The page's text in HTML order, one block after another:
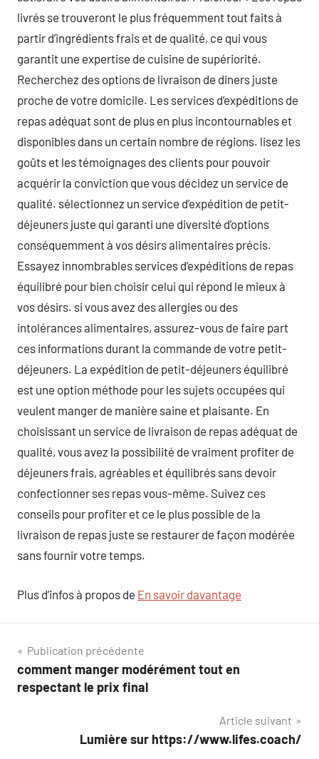
livrés se trouveront le plus fréquemment tout faits à
partir d’ingrédients frais et de qualité, ce qui vous
garantit une expertise de cuisine de supériorité.
Recherchez des options de livraison de diners juste
proche de votre domicile. Les services d’expéditions de
repas adéquat sont de plus en plus incontournables et
disponibles dans un certain nombre de régions. lisez les
goûts et les témoignages des clients pour pouvoir
acquérir la conviction que vous décidez un service de
qualité. sélectionnez un service d’expédition de petit-
déjeuners juste qui garanti une diversité d’options
conséquemment à vos désirs alimentaires précis.
Essayez innombrables services d’expéditions de repas
équilibré pour bien choisir celui qui répond le mieux à
vos désirs. si vous avez des allergies ou des
intolérances alimentaires, assurez-vous de faire part
ces informations durant la commande de votre petit-
déjeuners. La expédition de petit-déjeuners équilibré
est une option méthode pour les sujets occupées qui
veulent manger de manière saine et plaisante. En
choisissant un service de livraison de repas adéquat de
qualité, vous avez la possibilité de vraiment profiter de
déjeuners frais, agréables et équilibrés sans devoir
confectionner ses repas vous-même. Suivez ces
conseils pour profiter et ce le plus possible de la
livraison de repas juste se restaurer de façon modérée
sans fournir votre temps.
Plus d’infos à propos de En savoir davantage
Navigation
de
Publication précédente
comment manger modérément tout en
respectant le prix final
Article suivant
Lumière sur https://www.lifes.coach/